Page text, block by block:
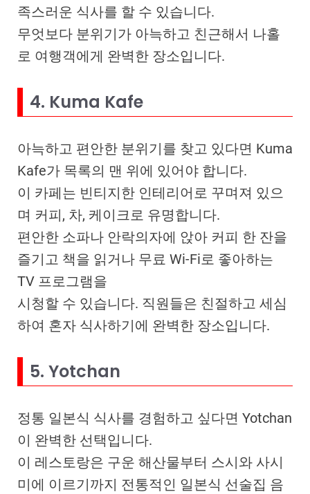
족스러운 식사를 할 수 있습니다.
무엇보다 분위기가 아늑하고 친근해서 나홀
로 여행객에게 완벽한 장소입니다.
4. Kuma Kafe
아늑하고 편안한 분위기를 찾고 있다면 Kuma
Kafe가 목록의 맨 위에 있어야 합니다.
이 카페는 빈티지한 인테리어로 꾸며져 있으
며 커피, 차, 케이크로 유명합니다.
편안한 소파나 안락의자에 앉아 커피 한 잔을
즐기고 책을 읽거나 무료 Wi-Fi로 좋아하는
TV 프로그램을
시청할 수 있습니다. 직원들은 친절하고 세심
하여 혼자 식사하기에 완벽한 장소입니다.
5. Yotchan
정통 일본식 식사를 경험하고 싶다면 Yotchan
이 완벽한 선택입니다.
이 레스토랑은 구운 해산물부터 스시와 사시
미에 이르기까지 전통적인 일본식 선술집 음